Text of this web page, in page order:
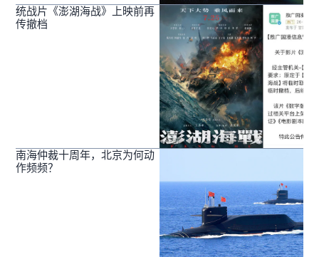
统战片《澎湖海战》上映前再
传撤档
南海仲裁十周年，北京为何动
作频频？